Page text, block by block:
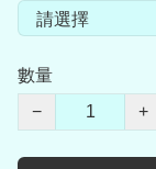
數量
−
+